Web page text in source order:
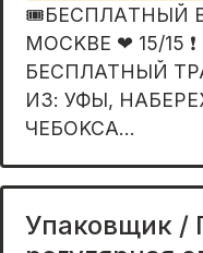
🎟БЕСПЛAТHЫЙ
МOСKBE ❤ 15/15
БECПЛATHЫЙ
ИЗ: УФЫ,
ЧEБOKCA...
Упаковщик /